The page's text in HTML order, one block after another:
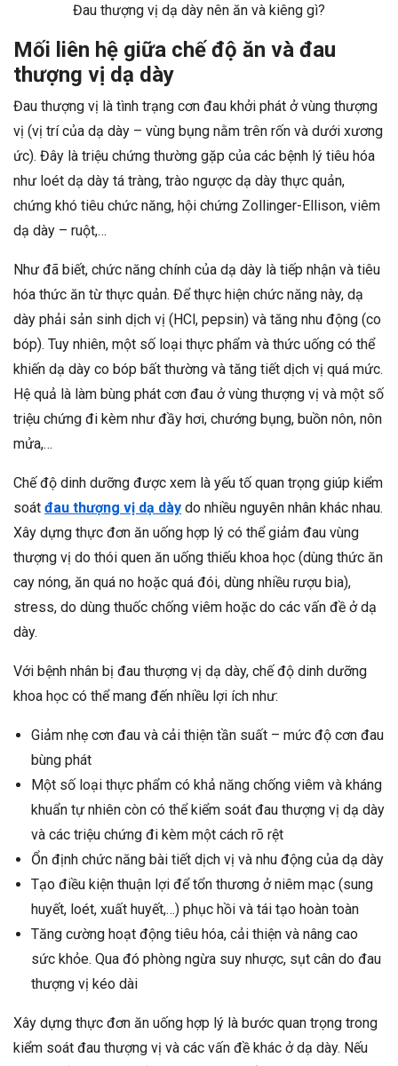
Đau thượng vị dạ dày nên ăn và kiêng gì?
Mối liên hệ giữa chế độ ăn và đau
thượng vị dạ dày
Đau thượng vị là tình trạng cơn đau khởi phát ở vùng thượng
vị (vị trí của dạ dày – vùng bụng nằm trên rốn và dưới xương
ức). Đây là triệu chứng thường gặp của các bệnh lý tiêu hóa
như loét dạ dày tá tràng, trào ngược dạ dày thực quản,
chứng khó tiêu chức năng, hội chứng Zollinger-Ellison, viêm
dạ dày – ruột,…
Như đã biết, chức năng chính của dạ dày là tiếp nhận và tiêu
hóa thức ăn từ thực quản. Để thực hiện chức năng này, dạ
dày phải sản sinh dịch vị (HCl, pepsin) và tăng nhu động (co
bóp). Tuy nhiên, một số loại thực phẩm và thức uống có thể
khiến dạ dày co bóp bất thường và tăng tiết dịch vị quá mức.
Hệ quả là làm bùng phát cơn đau ở vùng thượng vị và một số
triệu chứng đi kèm như đầy hơi, chướng bụng, buồn nôn, nôn
mửa,…
Chế độ dinh dưỡng được xem là yếu tố quan trọng giúp kiểm
soát đau thượng vị dạ dày do nhiều nguyên nhân khác nhau.
Xây dựng thực đơn ăn uống hợp lý có thể giảm đau vùng
thượng vị do thói quen ăn uống thiếu khoa học (dùng thức ăn
cay nóng, ăn quá no hoặc quá đói, dùng nhiều rượu bia),
stress, do dùng thuốc chống viêm hoặc do các vấn đề ở dạ
dày.
Với bệnh nhân bị đau thượng vị dạ dày, chế độ dinh dưỡng
khoa học có thể mang đến nhiều lợi ích như:
Giảm nhẹ cơn đau và cải thiện tần suất – mức độ cơn đau
bùng phát
Một số loại thực phẩm có khả năng chống viêm và kháng
khuẩn tự nhiên còn có thể kiểm soát đau thượng vị dạ dày
và các triệu chứng đi kèm một cách rõ rệt
Ổn định chức năng bài tiết dịch vị và nhu động của dạ dày
Tạo điều kiện thuận lợi để tổn thương ở niêm mạc (sung
huyết, loét, xuất huyết,…) phục hồi và tái tạo hoàn toàn
Tăng cường hoạt động tiêu hóa, cải thiện và nâng cao
sức khỏe. Qua đó phòng ngừa suy nhược, sụt cân do đau
thượng vị kéo dài
Xây dựng thực đơn ăn uống hợp lý là bước quan trọng trong
kiểm soát đau thượng vị và các vấn đề khác ở dạ dày. Nếu